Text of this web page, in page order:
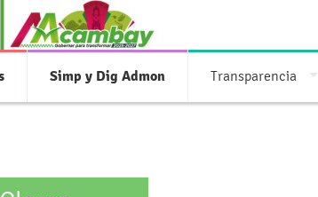
Simp y Dig Admon Transparencia